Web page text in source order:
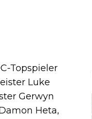
Topspieler
Luke
Gerwyn
Heta,